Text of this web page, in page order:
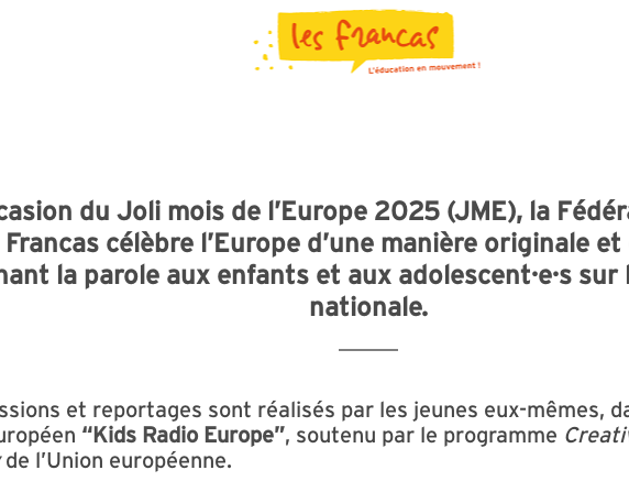
du Joli mois de l’Europe 2025 (JME), la
Francas célèbre l’Europe d’une manière originale
la parole aux enfants et aux adolescent·e·s
nationale.
et reportages sont réalisés par les jeunes eux-mêmes,
“Kids Radio Europe”, soutenu par le programme
de l’Union européenne.